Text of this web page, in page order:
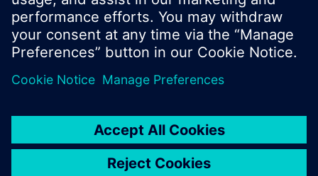
© Siemens Switzerland Ltd. 2017